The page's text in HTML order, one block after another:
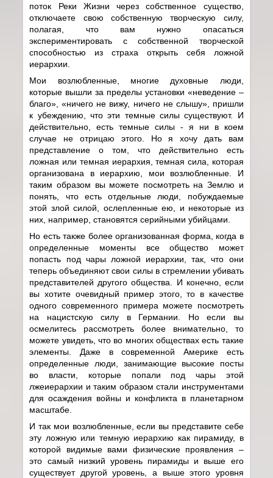
поток Реки Жизни через собственное существо,
отключаете свою собственную творческую силу,
полагая, что вам нужно опасаться
экспериментировать с собственной творческой
способностью из страха открыть себя ложной
иерархии.
Мои возлюбленные, многие духовные люди,
которые вышли за пределы установки «неведение –
благо», «ничего не вижу, ничего не слышу», пришли
к убеждению, что эти темные силы существуют. И
действительно, есть темные силы - я ни в коем
случае не отрицаю этого. Но я хочу дать вам
представление о том, что действительно есть
ложная или темная иерархия, темная сила, которая
организована в иерархию, мои возлюбленные. И
таким образом вы можете посмотреть на Землю и
понять, что есть отдельные люди, побуждаемые
этой злой силой, ослепленные ею, и некоторые из
них, например, становятся серийными убийцами.
Но есть также более организованная форма, когда в
определенные моменты все общество может
попасть под чары ложной иерархии, так, что они
теперь объединяют свои силы в стремлении убивать
представителей другого общества. И конечно, если
вы хотите очевидный пример этого, то в качестве
одного современного примера можете посмотреть
на нацистскую силу в Германии. Но если вы
осмелитесь рассмотреть более внимательно, то
можете увидеть, что во многих обществах есть такие
элементы. Даже в современной Америке есть
определенные люди, занимающие высокие посты
во власти, которые попали под чары этой
лжеиерархии и таким образом стали инструментами
для осаждения войны и конфликта в планетарном
масштабе.
И так мои возлюбленные, если вы представите себе
эту ложную или темную иерархию как пирамиду, в
которой видимые вами физические проявления –
это самый низкий уровень пирамиды и выше его
существует другой уровень, а выше этого уровня